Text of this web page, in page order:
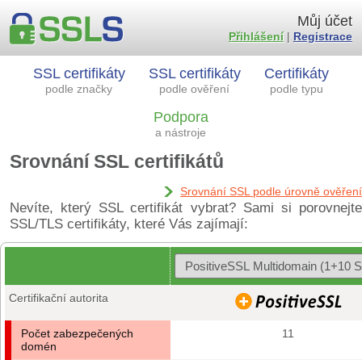
SSL certifikáty
podle značky
SSL certifikáty
podle ověření
Certifikáty
podle typu
Podpora
a nástroje
Můj účet
Přihlášení| Registrace
Srovnání SSL certifikátů
Srovnání SSL podle úrovně ověření
Nevíte, který SSL certifikát vybrat? Sami si porovnejte
SSL/TLS certifikáty, které Vás zajímají:
Certifikační autorita
Počet zabezpečených
domén
11